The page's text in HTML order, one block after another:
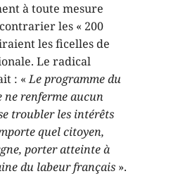
à toute mesure
les « 200
les ficelles de
Le radical
: «Le programme du
renferme aucun
troubler les intérêts
quel citoyen,
porter atteinte à
du labeur français ».